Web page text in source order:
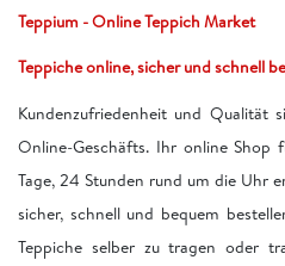
Teppium - Online Teppich Market
Teppiche online, sicher und schnell
Kundenzufriedenheit und Qualität
Online-Geschäfts. Ihr online Shop
Tage, 24 Stunden rund um die Uhr
sicher, schnell und bequem
Teppiche selber zu tragen oder